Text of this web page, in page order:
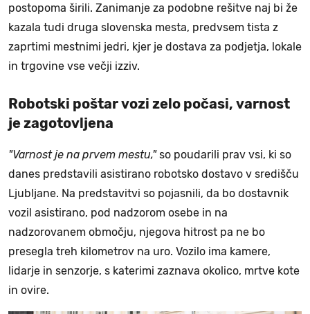
postopoma širili. Zanimanje za podobne rešitve naj bi že
kazala tudi druga slovenska mesta, predvsem tista z
zaprtimi mestnimi jedri, kjer je dostava za podjetja, lokale
in trgovine vse večji izziv.
Robotski poštar vozi zelo počasi, varnost
je zagotovljena
"Varnost je na prvem mestu,"so poudarili prav vsi, ki so
danes predstavili asistirano robotsko dostavo v središču
Ljubljane. Na predstavitvi so pojasnili, da bo dostavnik
vozil asistirano, pod nadzorom osebe in na
nadzorovanem območju, njegova hitrost pa ne bo
presegla treh kilometrov na uro. Vozilo ima kamere,
lidarje in senzorje, s katerimi zaznava okolico, mrtve kote
in ovire.